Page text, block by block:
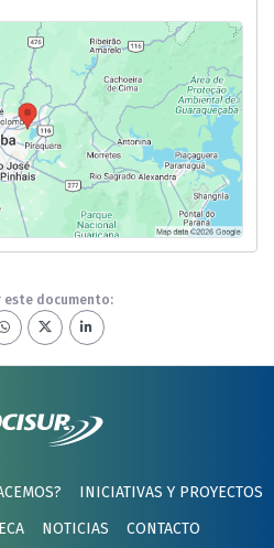
este documento:
INICIATIVAS Y PROYECTOS
NOTICIAS CONTACTO